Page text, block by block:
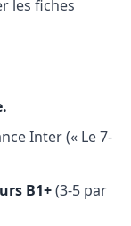
les fiches
Inter (« Le 7-
B1+(3-5 par